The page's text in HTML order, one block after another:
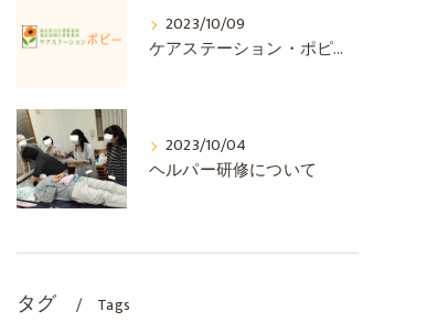
2023/10/09
ケアステーション・ポピー 訪問介護です
2023/10/04
ヘルパー研修について
タグ Tags